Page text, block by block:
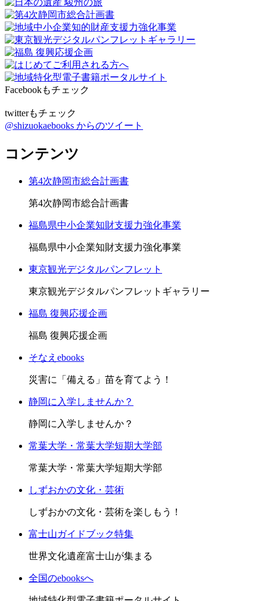
Facebookもチェック
twitterもチェック
@shizuokaebooks からのツイート
コンテンツ
第4次静岡市総合計画書
第4次静岡市総合計画書
福島県中小企業知財支援力強化事業
福島県中小企業知財支援力強化事業
東京観光デジタルパンフレット
東京観光デジタルパンフレットギャラリー
福島 復興応援企画
福島 復興応援企画
そなえebooks
災害に「備える」苗を育てよう！
静岡に入学しませんか？
静岡に入学しませんか？
常葉大学・常葉大学短期大学部
常葉大学・常葉大学短期大学部
しずおかの文化・芸術
しずおかの文化・芸術を楽しもう！
富士山ガイドブック特集
世界文化遺産富士山が集まる
全国のebooksへ